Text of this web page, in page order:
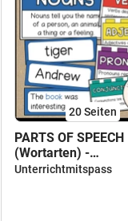
20Seiten
PARTS OF SPEECH
(Wortarten) -
Poster/Tafelmaterial
Unterrichtmitspass